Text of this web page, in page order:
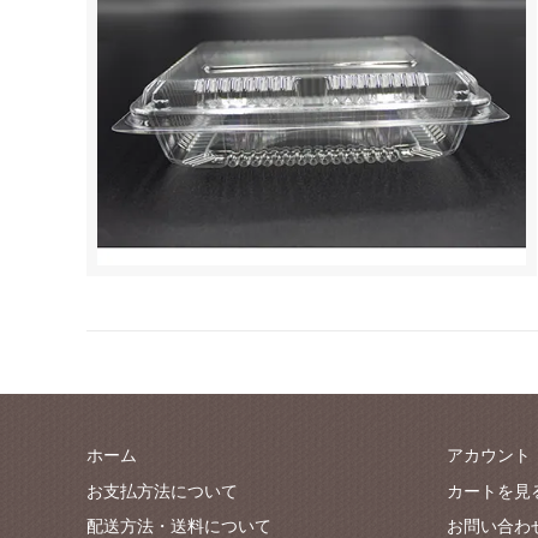
ホーム
お支払方法について
配送方法・送料について
アカウント
カートを見
お問い合わ